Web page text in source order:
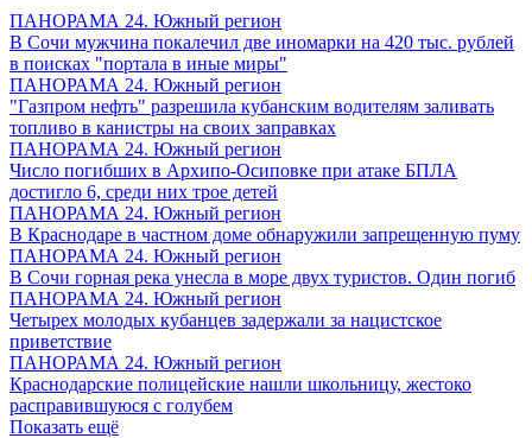
ПАНОРАМА 24. Южный регион
В Сочи мужчина покалечил две иномарки на 420 тыс. рублей
в поисках "портала в иные миры"
ПАНОРАМА 24. Южный регион
"Газпром нефть" разрешила кубанским водителям заливать
топливо в канистры на своих заправках
ПАНОРАМА 24. Южный регион
Число погибших в Архипо-Осиповке при атаке БПЛА
достигло 6, среди них трое детей
ПАНОРАМА 24. Южный регион
В Краснодаре в частном доме обнаружили запрещенную пуму
ПАНОРАМА 24. Южный регион
В Сочи горная река унесла в море двух туристов. Один погиб
ПАНОРАМА 24. Южный регион
Четырех молодых кубанцев задержали за нацистское
приветствие
ПАНОРАМА 24. Южный регион
Краснодарские полицейские нашли школьницу, жестоко
расправившуюся с голубем
Показать ещё